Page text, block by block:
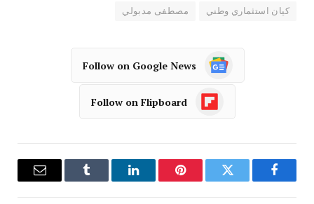
كيان استثماري وطني مصطفى مدبولي
Follow on Google News
Follow on Flipboard
فيسبوك تويتر بينتيريستلينكدإن Tumblr
البريد